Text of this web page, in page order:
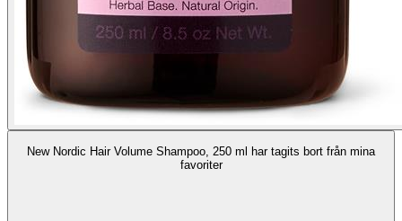
New Nordic Hair Volume Shampoo, 250 ml har tagits bort från mina
favoriter